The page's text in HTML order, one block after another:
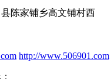
陈家铺乡高文铺村西
http://www.506901.com